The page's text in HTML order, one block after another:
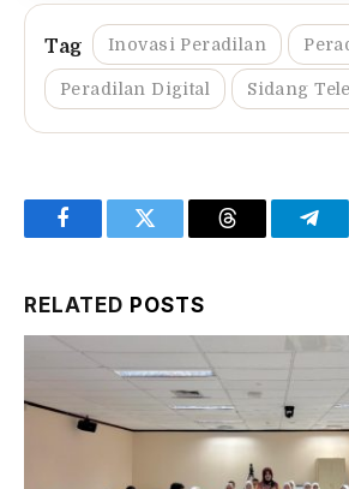
Inovasi Peradilan
Peradilan Digital Sidang
FacebookTwitter Threads
RELATED POSTS